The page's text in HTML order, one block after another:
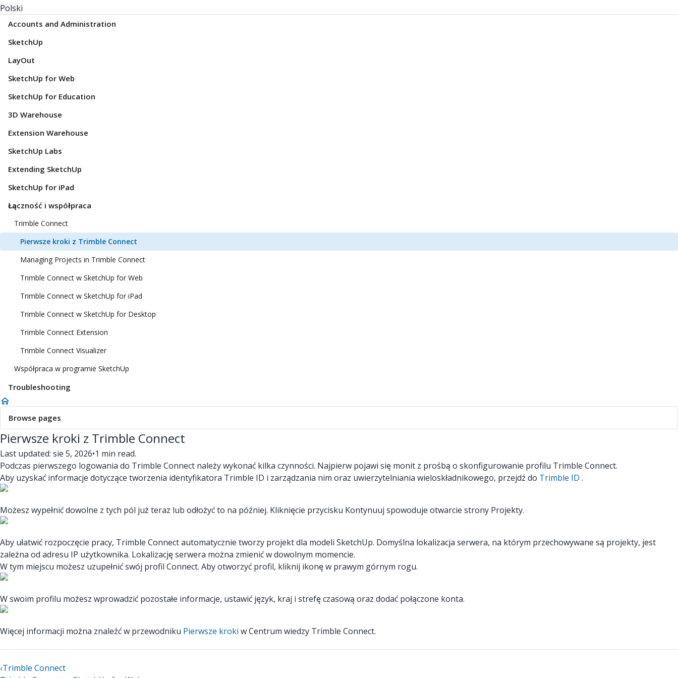
Polski
Accounts and Administration
SketchUp
LayOut
SketchUp for Web
SketchUp for Education
3D Warehouse
Extension Warehouse
SketchUp Labs
Extending SketchUp
SketchUp for iPad
Łączność i współpraca
Trimble Connect
Pierwsze kroki z Trimble Connect
Managing Projects in Trimble Connect
Trimble Connect w SketchUp for Web
Trimble Connect w SketchUp for iPad
Trimble Connect w SketchUp for Desktop
Trimble Connect Extension
Trimble Connect Visualizer
Współpraca w programie SketchUp
Troubleshooting
Browse pages
Pierwsze kroki z Trimble Connect
Last updated: sie 5, 2026•1 min read.
Podczas pierwszego logowania do Trimble Connect należy wykonać kilka czynności. Najpierw pojawi się monit z prośbą o skonfigurowanie profilu Trimble Connect.
Aby uzyskać informacje dotyczące tworzenia identyfikatora Trimble ID i zarządzania nim oraz uwierzytelniania wieloskładnikowego, przejdź do Trimble ID .
Możesz wypełnić dowolne z tych pól już teraz lub odłożyć to na później. Kliknięcie przycisku Kontynuuj spowoduje otwarcie strony Projekty.
Aby ułatwić rozpoczęcie pracy, Trimble Connect automatycznie tworzy projekt dla modeli SketchUp. Domyślna lokalizacja serwera, na którym przechowywane są projekty, jest
zależna od adresu IP użytkownika. Lokalizację serwera można zmienić w dowolnym momencie.
W tym miejscu możesz uzupełnić swój profil Connect. Aby otworzyć profil, kliknij ikonę w prawym górnym rogu.
W swoim profilu możesz wprowadzić pozostałe informacje, ustawić język, kraj i strefę czasową oraz dodać połączone konta.
Więcej informacji można znaleźć w przewodniku Pierwsze kroki w Centrum wiedzy Trimble Connect.
‹Trimble Connect